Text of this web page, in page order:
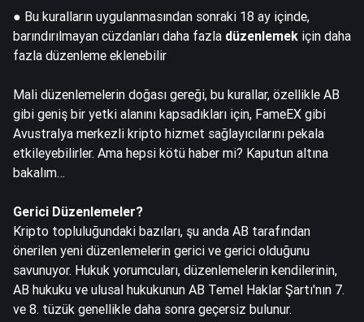
● Bu kuralların uygulanmasından sonraki 18 ay içinde,
barındırılmayan cüzdanları daha fazla düzenlemek için daha
fazla düzenleme eklenebilir
Mali düzenlemelerin doğası gereği, bu kurallar, özellikle AB
gibi geniş bir yetki alanını kapsadıkları için, FameEX gibi
Avustralya merkezli kripto hizmet sağlayıcılarını pekala
etkileyebilirler. Ama hepsi kötü haber mi? Kaputun altına
bakalım…
Gerici Düzenlemeler?
Kripto topluluğundaki bazıları, şu anda AB tarafından
önerilen yeni düzenlemelerin gerici ve gerici olduğunu
savunuyor. Hukuk yorumcuları, düzenlemelerin kendilerinin,
AB hukuku ve ulusal hukukunun AB Temel Haklar Şartı'nın 7.
ve 8. tüzük genellikle daha sonra geçersiz bulunur.